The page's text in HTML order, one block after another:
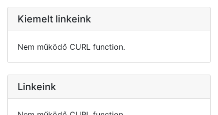
Kiemelt linkeink
Nem működő CURL function.
Linkeink